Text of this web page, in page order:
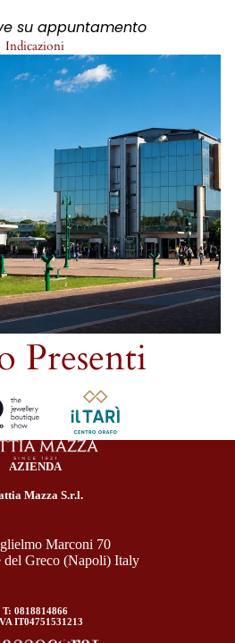
su appuntamento
Indicazioni
Presenti
AZIENDA
Mazza S.r.l.
Marconi 70
del Greco (Napoli) Italy
T: 0818814866
IT04751531213